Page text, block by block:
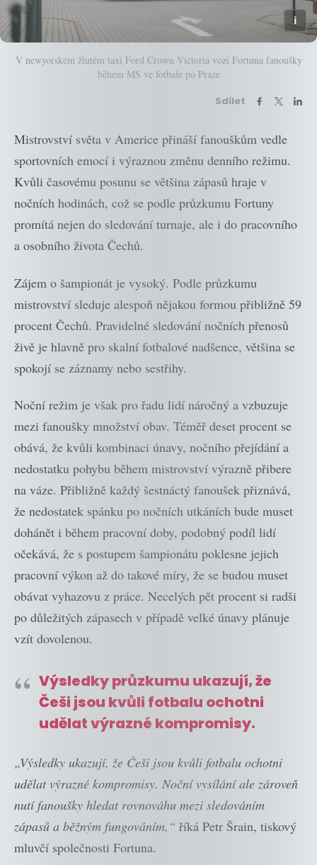
V newyorském žlutém taxi Ford Crown Victoria vozí Fortuna fanoušky
během MS ve fotbale po Praze
Sdílet
Mistrovství světa v Americe přináší fanouškům vedle
sportovních emocí i výraznou změnu denního režimu.
Kvůli časovému posunu se většina zápasů hraje v
nočních hodinách, což se podle průzkumu Fortuny
promítá nejen do sledování turnaje, ale i do pracovního
a osobního života Čechů.
Zájem o šampionát je vysoký. Podle průzkumu
mistrovství sleduje alespoň nějakou formou přibližně 59
procent Čechů. Pravidelné sledování nočních přenosů
živě je hlavně pro skalní fotbalové nadšence, většina se
spokojí se záznamy nebo sestřihy.
Noční režim je však pro řadu lidí náročný a vzbuzuje
mezi fanoušky množství obav. Téměř deset procent se
obává, že kvůli kombinaci únavy, nočního přejídání a
nedostatku pohybu během mistrovství výrazně přibere
na váze. Přibližně každý šestnáctý fanoušek přiznává,
že nedostatek spánku po nočních utkáních bude muset
dohánět i během pracovní doby, podobný podíl lidí
očekává, že s postupem šampionátu poklesne jejich
pracovní výkon až do takové míry, že se budou muset
obávat vyhazovu z práce. Necelých pět procent si radši
po důležitých zápasech v případě velké únavy plánuje
vzít dovolenou.
Výsledky průzkumu ukazují, že
Češi jsou kvůli fotbalu ochotni
udělat výrazné kompromisy.
„Výsledky ukazují, že Češi jsou kvůli fotbalu ochotni
udělat výrazné kompromisy. Noční vysílání ale zároveň
nutí fanoušky hledat rovnováhu mezi sledováním
zápasů a běžným fungováním,“ říká Petr Šrain, tiskový
mluvčí společnosti Fortuna.